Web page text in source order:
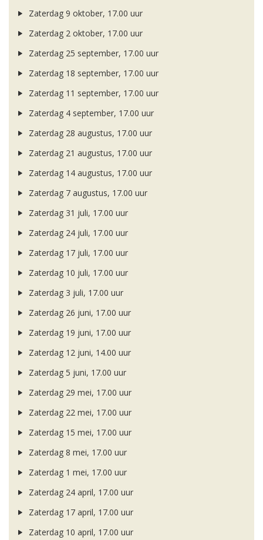
Zaterdag 9 oktober, 17.00 uur
Zaterdag 2 oktober, 17.00 uur
Zaterdag 25 september, 17.00 uur
Zaterdag 18 september, 17.00 uur
Zaterdag 11 september, 17.00 uur
Zaterdag 4 september, 17.00 uur
Zaterdag 28 augustus, 17.00 uur
Zaterdag 21 augustus, 17.00 uur
Zaterdag 14 augustus, 17.00 uur
Zaterdag 7 augustus, 17.00 uur
Zaterdag 31 juli, 17.00 uur
Zaterdag 24 juli, 17.00 uur
Zaterdag 17 juli, 17.00 uur
Zaterdag 10 juli, 17.00 uur
Zaterdag 3 juli, 17.00 uur
Zaterdag 26 juni, 17.00 uur
Zaterdag 19 juni, 17.00 uur
Zaterdag 12 juni, 14.00 uur
Zaterdag 5 juni, 17.00 uur
Zaterdag 29 mei, 17.00 uur
Zaterdag 22 mei, 17.00 uur
Zaterdag 15 mei, 17.00 uur
Zaterdag 8 mei, 17.00 uur
Zaterdag 1 mei, 17.00 uur
Zaterdag 24 april, 17.00 uur
Zaterdag 17 april, 17.00 uur
Zaterdag 10 april, 17.00 uur